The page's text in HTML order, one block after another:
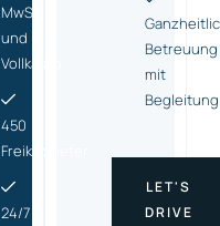
MwSt.
und
Vollkasko
450
Freikilometer
24/7
Betreuung
mit
Begleitung
LET'S
DRIVE